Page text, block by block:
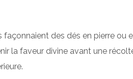
des dés en pierre ou
la faveur divine avant une